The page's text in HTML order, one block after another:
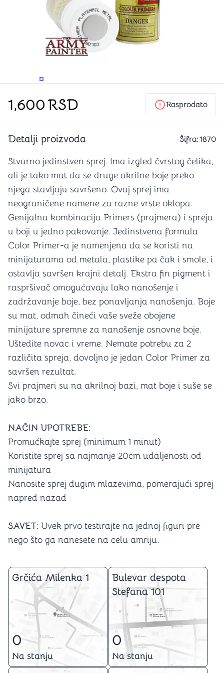
PROMENITE UGAO GLEDANJAPROMENITE UGAO GLEDANJA
1,600RSD Rasprodato
Detalji proizvoda Šifra:1870
Stvarno jedinstven sprej. Ima izgled čvrstog čelika,
ali je tako mat da se druge akrilne boje preko
njega stavljaju savršeno. Ovaj sprej ima
neograničene namene za razne vrste oklopa.
Genijalna kombinacija Primers (prajmera) i spreja
u boji u jedno pakovanje. Jedinstvena formula
Color Primer-a je namenjena da se koristi na
minijaturama od metala, plastike pa čak i smole, i
ostavlja savršen krajni detalj. Ekstra fin pigment i
raspršivač omogućavaju lako nanošenje i
zadržavanje boje, bez ponavljanja nanošenja. Boje
su mat, odmah čineći vaše sveže obojene
minijature spremne za nanošenje osnovne boje.
Uštedite novac i vreme. Nemate potrebu za 2
različita spreja, dovoljno je jedan Color Primer za
savršen rezultat.
Svi prajmeri su na akrilnoj bazi, mat boje i suše se
jako brzo.
NAČIN UPOTREBE:
Promućkajte sprej (minimum 1 minut)
Koristite sprej sa najmanje 20cm udaljenosti od
minijatura
Nanosite sprej dugim mlazevima, pomerajući sprej
napred nazad
SAVET: Uvek prvo testirajte na jednoj figuri pre
nego što ga nanesete na celu amriju.
Grčića Milenka 1
0
Na stanju
Bulevar despota
Stefana 101
0
Na stanju